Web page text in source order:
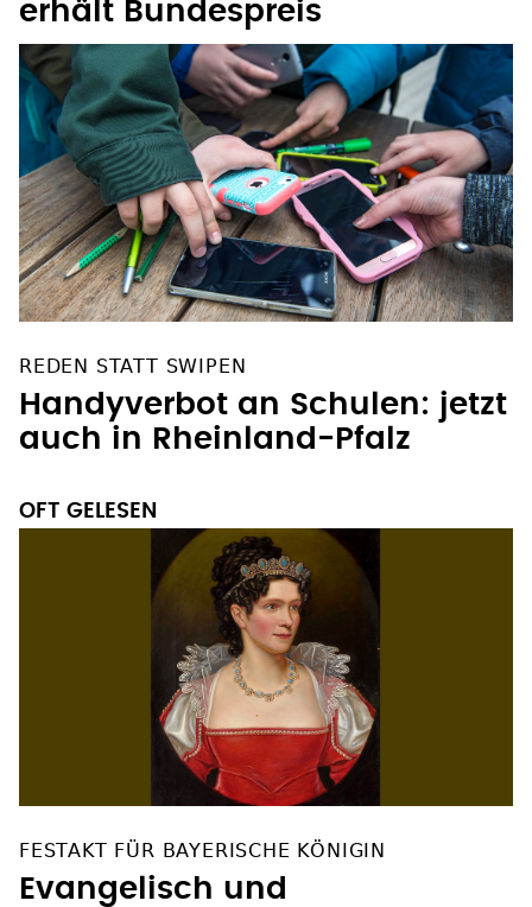
erhält Bundespreis
REDEN STATT SWIPEN
Handyverbot an Schulen: jetzt
auch in Rheinland-Pfalz
OFT GELESEN
FESTAKT FÜR BAYERISCHE KÖNIGIN
Evangelisch und